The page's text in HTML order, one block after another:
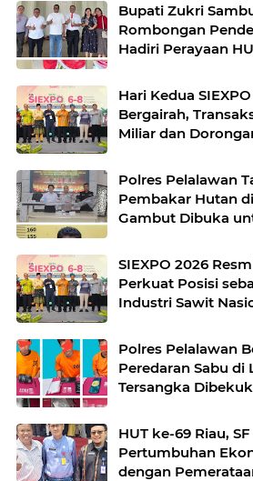
Bupati Zukri
Rombongan
Hadiri Perayaan
Hari Kedua
Bergairah,
Miliar dan
Polres Pelalawan
Pembakar Hutan
Gambut Dibuka
SIEXPO 2026
Perkuat Posisi
Industri Sawit
Polres Pelalawan
Peredaran Sabu di
Tersangka
HUT ke-69 Riau,
Pertumbuhan
dengan